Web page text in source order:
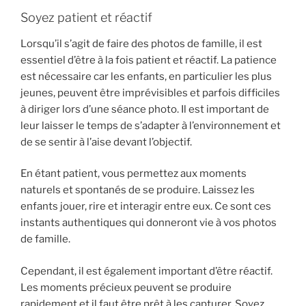
Soyez patient et réactif
Lorsqu’il s’agit de faire des photos de famille, il est
essentiel d’être à la fois patient et réactif. La patience
est nécessaire car les enfants, en particulier les plus
jeunes, peuvent être imprévisibles et parfois difficiles
à diriger lors d’une séance photo. Il est important de
leur laisser le temps de s’adapter à l’environnement et
de se sentir à l’aise devant l’objectif.
En étant patient, vous permettez aux moments
naturels et spontanés de se produire. Laissez les
enfants jouer, rire et interagir entre eux. Ce sont ces
instants authentiques qui donneront vie à vos photos
de famille.
Cependant, il est également important d’être réactif.
Les moments précieux peuvent se produire